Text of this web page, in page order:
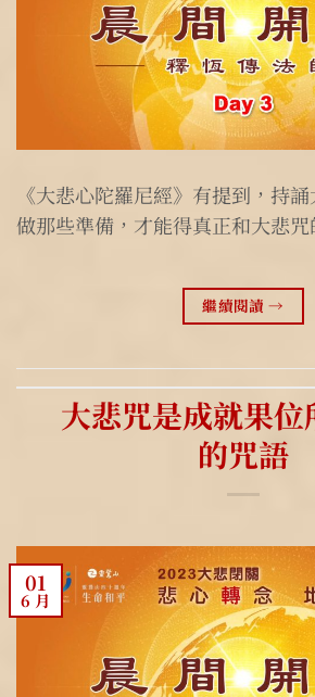
《大悲心陀羅尼經》有提到，持
做那些準備，才能得真正和大悲咒
繼續閱讀→
大悲咒是成就果
的咒語
01
6 月